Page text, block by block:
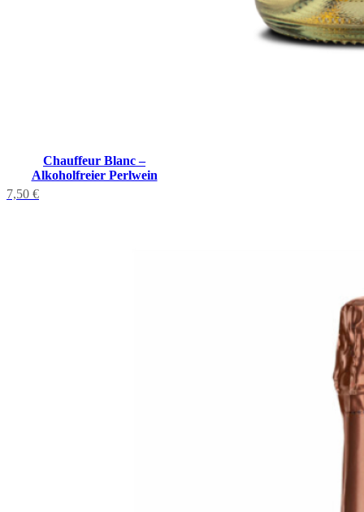
Chauffeur Blanc –
Alkoholfreier Perlwein
7,50 €